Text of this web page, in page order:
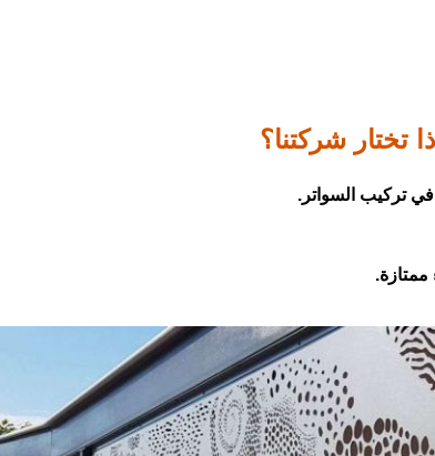
تختار شركتنا؟
في تركيب السواتر.